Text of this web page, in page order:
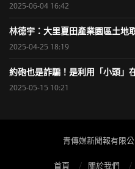
2025-06-04 16:42
林德宇：大里夏田產業園區土地
2025-04-25 18:19
約砲也是詐騙！是利用「小頭」
2025-05-15 10:21
青傳媒新聞報有限
首頁 關於我們